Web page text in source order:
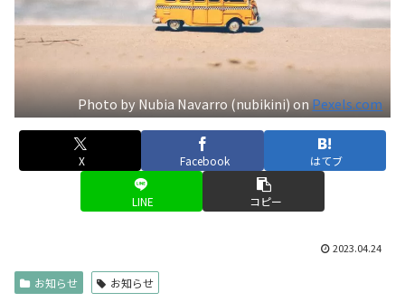
Photo by Nubia Navarro (nubikini) onPexels.com
X Facebook はてブ
LINE コピー
2023.04.24
お知らせ お知らせ